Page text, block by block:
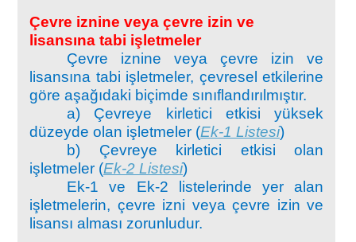
Çevre iznine veya çevre izin ve
lisansına tabi işletmeler
Çevre iznine veya çevre izin ve
lisansına tabi işletmeler, çevresel etkilerine
göre aşağıdaki biçimde sınıflandırılmıştır.
a) Çevreye kirletici etkisi yüksek
düzeyde olan işletmeler (Ek-1 Listesi)
b) Çevreye kirletici etkisi olan
işletmeler (Ek-2 Listesi)
Ek-1 ve Ek-2 listelerinde yer alan
işletmelerin, çevre izni veya çevre izin ve
lisansı alması zorunludur.